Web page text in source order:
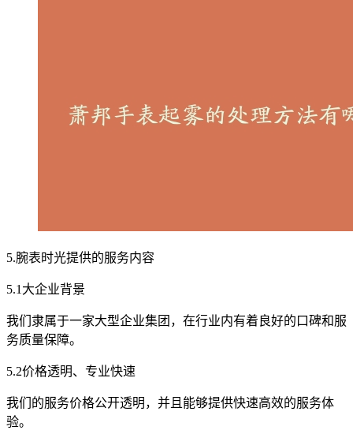
5.腕表时光提供的服务内容
5.1大企业背景
我们隶属于一家大型企业集团，在行业内有着良好的口碑和服
务质量保障。
5.2价格透明、专业快速
我们的服务价格公开透明，并且能够提供快速高效的服务体
验。